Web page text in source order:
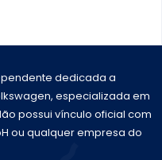
dedicada a
especializada em
possui vínculo oficial com
ou qualquer empresa do